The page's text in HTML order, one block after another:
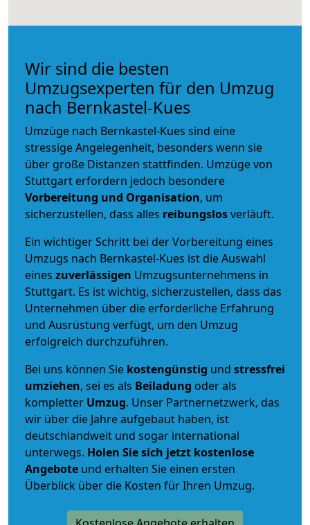
Wir sind die besten
Umzugsexperten für den Umzug
nach Bernkastel-Kues
Umzüge nach Bernkastel-Kues sind eine
stressige Angelegenheit, besonders wenn sie
über große Distanzen stattfinden. Umzüge von
Stuttgart erfordern jedoch besondere
Vorbereitung und Organisation, um
sicherzustellen, dass alles reibungslosverläuft.
Ein wichtiger Schritt bei der Vorbereitung eines
Umzugs nach Bernkastel-Kues ist die Auswahl
eines zuverlässigen Umzugsunternehmens in
Stuttgart. Es ist wichtig, sicherzustellen, dass das
Unternehmen über die erforderliche Erfahrung
und Ausrüstung verfügt, um den Umzug
erfolgreich durchzuführen.
Bei uns können Sie kostengünstig und stressfrei
umziehen, sei es als Beiladung oder als
kompletter Umzug. Unser Partnernetzwerk, das
wir über die Jahre aufgebaut haben, ist
deutschlandweit und sogar international
unterwegs. Holen Sie sich jetzt kostenlose
Angebote und erhalten Sie einen ersten
Überblick über die Kosten für Ihren Umzug.